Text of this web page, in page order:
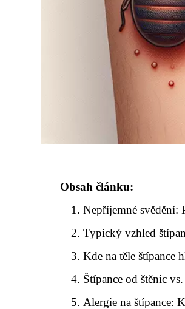
Obsah článku:
Nepříjemné svědění:
Typický vzhled
Kde na těle štípance
Štípance od štěnic
Alergie na štípance: